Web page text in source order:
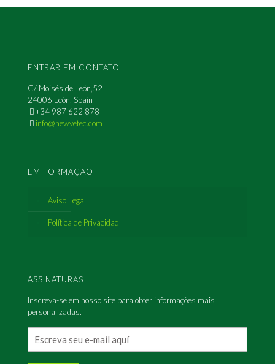
ENTRAR EM CONTATO
C/ Moisés de León,52
24006 León, Spain
+34 987 622 878
info@newvetec.com
EM FORMAÇAO
Aviso Legal
Política de Privacidad
ASSINATURAS
Inscreva-se em nosso site para obter informações mais
personalizadas.